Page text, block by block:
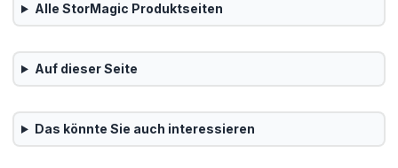
Alle StorMagic Produktseiten
Auf dieser Seite
Das könnte Sie auch interessieren